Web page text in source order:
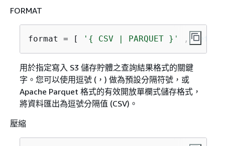
FORMAT
format = [ ' { CSV | PARQUET }' ,
用於指定寫入 S3 儲存貯體之查詢結果格式的關鍵
字。您可以使用逗號 (，) 做為預設分隔符號，或
Apache Parquet 格式的有效開放單欄式儲存格式，
將資料匯出為逗號分隔值 (CSV)。
壓縮